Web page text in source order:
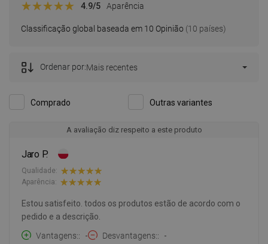
Classificação global baseada em 10 Opinião (10 países)
4.9/5 Aparência
Comprado Outras variantes
Ordenar por:Mais recentes
A avaliação diz respeito a este produto
Jaro P.
Qualidade:
Aparência:
Estou satisfeito. todos os produtos estão de acordo com o
pedido e a descrição.
Vantagens:
- Desvantagens: -